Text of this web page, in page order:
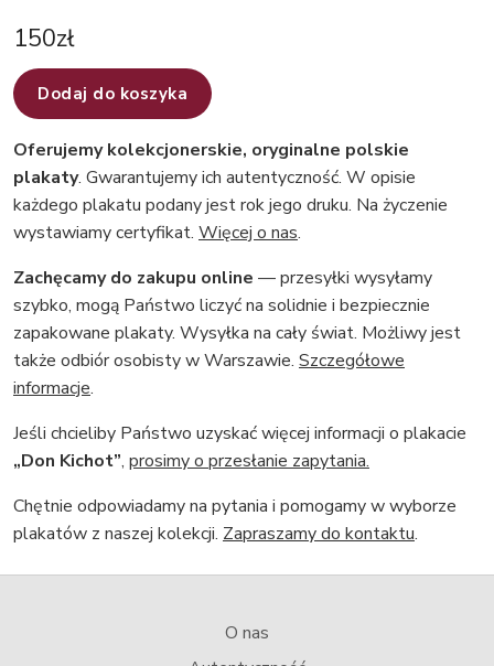
150zł
Dodaj do koszyka
Oferujemy kolekcjonerskie, oryginalne polskie
plakaty. Gwarantujemy ich autentyczność. W opisie
każdego plakatu podany jest rok jego druku. Na życzenie
wystawiamy certyfikat. Więcej o nas.
Zachęcamy do zakupu online — przesyłki wysyłamy
szybko, mogą Państwo liczyć na solidnie i bezpiecznie
zapakowane plakaty. Wysyłka na cały świat. Możliwy jest
także odbiór osobisty w Warszawie. Szczegółowe
informacje.
Jeśli chcieliby Państwo uzyskać więcej informacji o plakacie
„Don Kichot”, prosimy o przesłanie zapytania.
Chętnie odpowiadamy na pytania i pomogamy w wyborze
plakatów z naszej kolekcji. Zapraszamy do kontaktu.
O nas